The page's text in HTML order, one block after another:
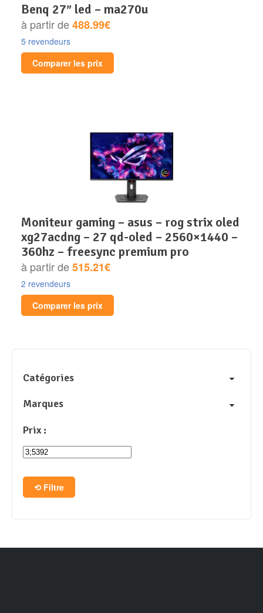
benq 27″ led – ma270u
à partir de488.99€
5 revendeurs
Comparer les prix
moniteur gaming – asus – rog strix oled
xg27acdng – 27 qd-oled – 2560×1440 –
360hz – freesync premium pro
à partir de515.21€
2 revendeurs
Comparer les prix
Catégories
Marques
Prix :
Filtre